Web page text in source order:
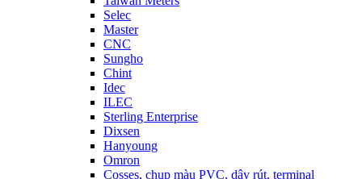
Selec
Master
CNC
Sungho
Chint
Idec
ILEC
Sterling Enterprise
Dixsen
Hanyoung
Omron
Cosses, chụp màu PVC, dây rút, terminal